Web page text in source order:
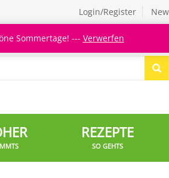
Login/Register
REZEPTE
SO GEHTS
Sommertage! --- Verwerfen